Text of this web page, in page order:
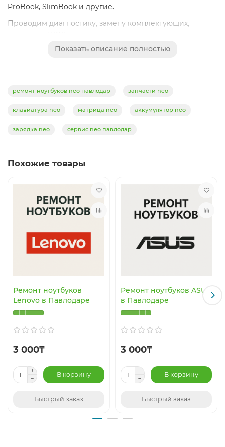
ProBook, SlimBook и другие.
Проводим диагностику, замену комплектующих,
залития, пайку, чистку от пыли и замену термопасты.
Показать описание полностью
ремонт ноутбуков neo павлодар запчасти neo
клавиатура neo матрица neo аккумулятор neo
зарядка neo сервис neo павлодар
Похожие товары
Ремонт ноутбуков
Lenovo в Павлодаре
3 000₸
В корзину
Быстрый заказ
Ремонт ноутбуков ASUS
в Павлодаре
3 000₸
В корзину
Быстрый заказ